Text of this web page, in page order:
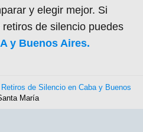
y elegir mejor. Si
de silencio puedes
y Buenos Aires.
Retiros de Silencio en Caba y Buenos
María